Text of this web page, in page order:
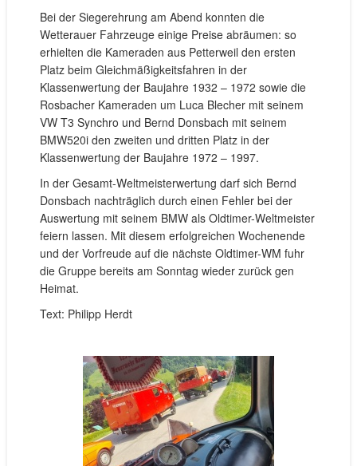
Bei der Siegerehrung am Abend konnten die
Wetterauer Fahrzeuge einige Preise abräumen: so
erhielten die Kameraden aus Petterweil den ersten
Platz beim Gleichmäßigkeitsfahren in der
Klassenwertung der Baujahre 1932 – 1972 sowie die
Rosbacher Kameraden um Luca Blecher mit seinem
VW T3 Synchro und Bernd Donsbach mit seinem
BMW520i den zweiten und dritten Platz in der
Klassenwertung der Baujahre 1972 – 1997.
In der Gesamt-Weltmeisterwertung darf sich Bernd
Donsbach nachträglich durch einen Fehler bei der
Auswertung mit seinem BMW als Oldtimer-Weltmeister
feiern lassen. Mit diesem erfolgreichen Wochenende
und der Vorfreude auf die nächste Oldtimer-WM fuhr
die Gruppe bereits am Sonntag wieder zurück gen
Heimat.
Text: Philipp Herdt